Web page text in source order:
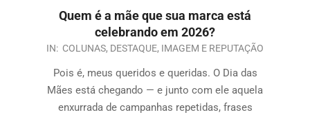
Quem é a mãe que sua marca está
celebrando em 2026?
IN: COLUNAS, DESTAQUE, IMAGEM E REPUTAÇÃO
Pois é, meus queridos e queridas. O Dia das
Mães está chegando — e junto com ele aquela
enxurrada de campanhas repetidas, frases